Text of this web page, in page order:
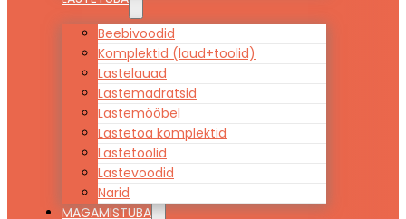
Beebivoodid
Komplektid (laud+toolid)
Lastelauad
Lastemadratsid
Lastemööbel
Lastetoa komplektid
Lastetoolid
Lastevoodid
Narid
MAGAMISTUBA